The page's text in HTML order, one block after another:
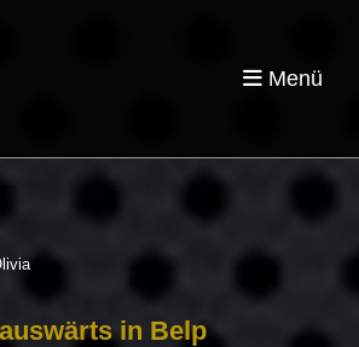
Menü
in Belp